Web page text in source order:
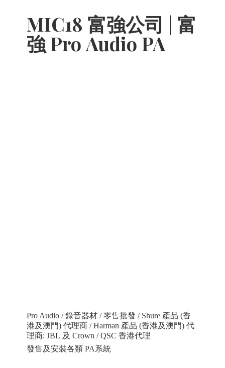
MIC18 富強公司 | 富
強 Pro Audio PA
Pro Audio / 錄音器材 / 零售批發 / Shure 產品 (香
港及澳門) 代理商 / Harman 產品 (香港及澳門) 代
理商: JBL 及 Crown / QSC 香港代理
發售及安裝各類 PA系統